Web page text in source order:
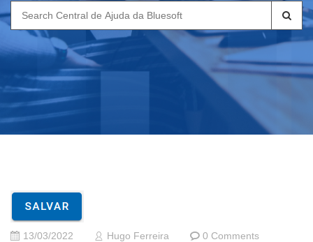
Search
for:
13/03/2022 Hugo Ferreira 0 Comments